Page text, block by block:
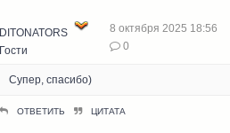
DITONATORS
Гости
8 октября 2025 18:56
0
Супер, спасибо)
ОТВЕТИТЬ ЦИТАТА